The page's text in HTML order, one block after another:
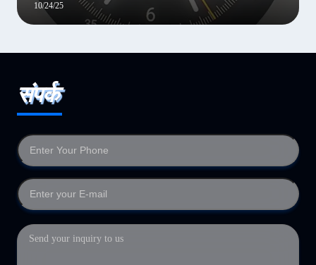
10/24/25
संपर्क